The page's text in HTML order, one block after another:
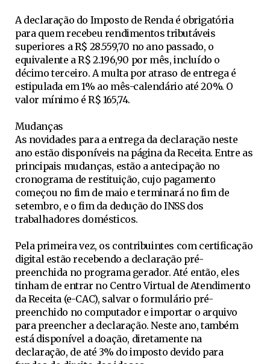
A declaração do Imposto de Renda é obrigatória
para quem recebeu rendimentos tributáveis
superiores a R$ 28.559,70 no ano passado, o
equivalente a R$ 2.196,90 por mês, incluído o
décimo terceiro. A multa por atraso de entrega é
estipulada em 1% ao mês-calendário até 20%. O
valor mínimo é R$ 165,74.
Mudanças
As novidades para a entrega da declaração neste
ano estão disponíveis na página da Receita. Entre as
principais mudanças, estão a antecipação no
cronograma de restituição, cujo pagamento
começou no fim de maio e terminará no fim de
setembro, e o fim da dedução do INSS dos
trabalhadores domésticos.
Pela primeira vez, os contribuintes com certificação
digital estão recebendo a declaração pré-
preenchida no programa gerador. Até então, eles
tinham de entrar no Centro Virtual de Atendimento
da Receita (e-CAC), salvar o formulário pré-
preenchido no computador e importar o arquivo
para preencher a declaração. Neste ano, também
está disponível a doação, diretamente na
declaração, de até 3% do imposto devido para